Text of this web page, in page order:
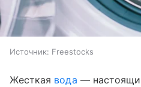
Источник: Freestocks
Жесткая вода —